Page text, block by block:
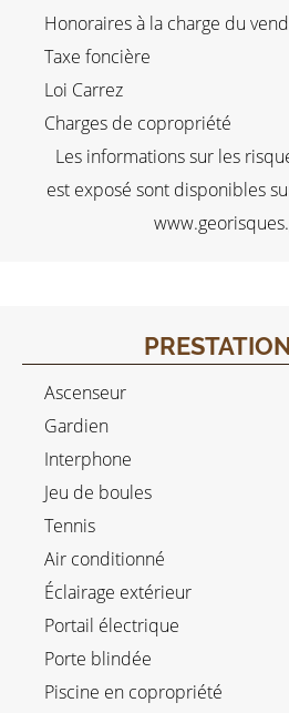
Honoraires à la charge du
Taxe foncière
Loi Carrez
Charges de copropriété
Les informations sur les
est exposé sont disponibles
Ascenseur
Gardien
Interphone
Jeu de boules
Tennis
Air conditionné
Éclairage extérieur
Portail électrique
Porte blindée
Piscine en copropriété